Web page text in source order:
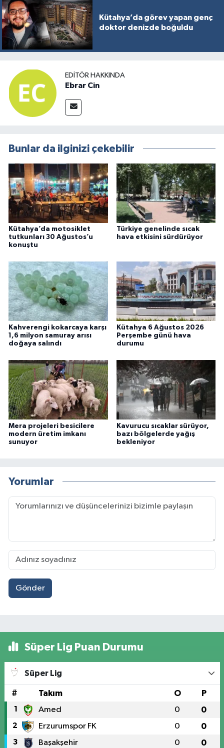
Kütahya’da görev yapan genç
doktor denizde boğuldu
EDITÖR HAKKINDA
Ebrar Cin
Bunlar da ilginizi çekebilir
Kütahya’da motosiklet
tutkunları 30 Ağustos’u
konuştu
Türkiye genelinde sıcak
hava etkisini sürdürüyor
Kahverengi kokarcaya karşı
1,6 milyon samuray arısı
doğaya salındı
Kütahya 6 Ağustos 2026
Perşembe günü hava
durumu
Mera projeleri besicilere
modern üretim imkanı
sunuyor
Kavurucu sıcaklar sürüyor,
bazı bölgelerde yağış
bekleniyor
Yorumlar
Gönder
Süper Lig Puan Durumu
Süper Lig
# Takım O P
1 Amed 0 0
2 Erzurumspor FK 0 0
3 Başakşehir 0 0